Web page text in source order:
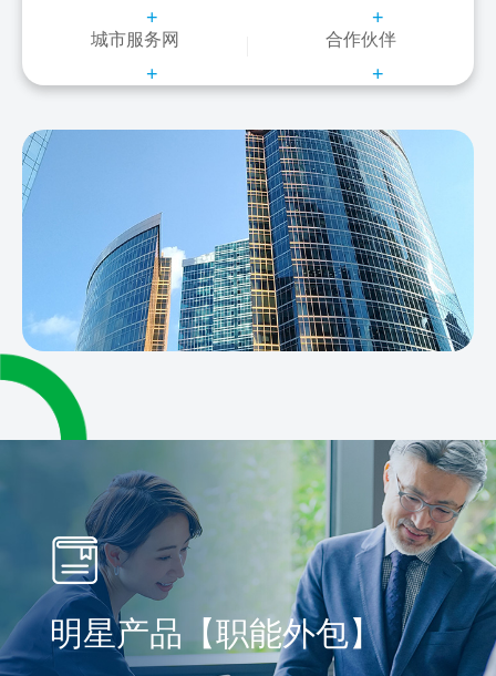
+ +
城市服务网
+
合作伙伴
+
明星产品【职能外包】